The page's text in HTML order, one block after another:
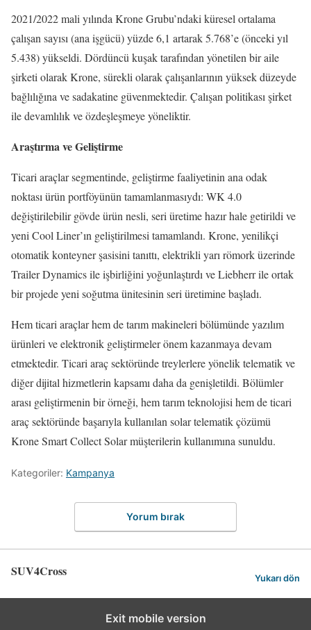
2021/2022 mali yılında Krone Grubu’ndaki küresel ortalama
çalışan sayısı (ana işgücü) yüzde 6,1 artarak 5.768’e (önceki yıl
5.438) yükseldi. Dördüncü kuşak tarafından yönetilen bir aile
şirketi olarak Krone, sürekli olarak çalışanlarının yüksek düzeyde
bağlılığına ve sadakatine güvenmektedir. Çalışan politikası şirket
ile devamlılık ve özdeşleşmeye yöneliktir.
Araştırma ve Geliştirme
Ticari araçlar segmentinde, geliştirme faaliyetinin ana odak
noktası ürün portföyünün tamamlanmasıydı: WK 4.0
değiştirilebilir gövde ürün nesli, seri üretime hazır hale getirildi ve
yeni Cool Liner’ın geliştirilmesi tamamlandı. Krone, yenilikçi
otomatik konteyner şasisini tanıttı, elektrikli yarı römork üzerinde
Trailer Dynamics ile işbirliğini yoğunlaştırdı ve Liebherr ile ortak
bir projede yeni soğutma ünitesinin seri üretimine başladı.
Hem ticari araçlar hem de tarım makineleri bölümünde yazılım
ürünleri ve elektronik geliştirmeler önem kazanmaya devam
etmektedir. Ticari araç sektöründe treylerlere yönelik telematik ve
diğer dijital hizmetlerin kapsamı daha da genişletildi. Bölümler
arası geliştirmenin bir örneği, hem tarım teknolojisi hem de ticari
araç sektöründe başarıyla kullanılan solar telematik çözümü
Krone Smart Collect Solar müşterilerin kullanımına sunuldu.
Kategoriler: Kampanya
Yorum bırak
SUV4Cross Yukarı dön
Exit mobile version